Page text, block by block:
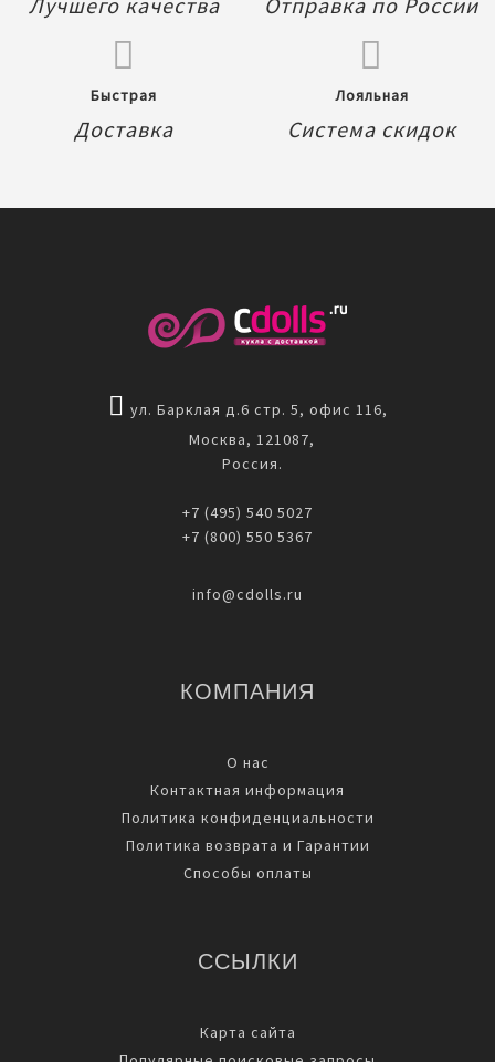
Быстрая
Доставка
Лояльная
Система скидок
ул. Барклая д.6 стр. 5, офис 116,
Москва, 121087,
Россия.
+7 (495) 540 5027
+7 (800) 550 5367
info@cdolls.ru
КОМПАНИЯ
О нас
Контактная информация
Политика конфиденциальности
Политика возврата и Гарантии
Способы оплаты
ССЫЛКИ
Карта сайта